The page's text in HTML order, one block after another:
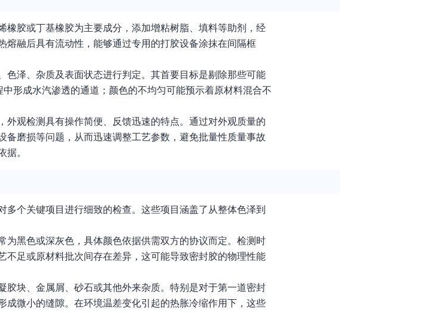
胶或丁基橡胶为主要成分，添加增粘树脂、填料等助剂，经
融后具有流动性，能够通过专用的打胶设备涂抹在间隔框
泽、杂质及表面状态进行判定。其首要目标是剔除那些可能
形成水汽渗透的通道；颜色的不均匀可能预示着原材料混合不
观检测具有操作简便、反馈迅速的特点。通过对外观质量的
磨损等问题，从而迅速调整工艺参数，避免批量性质量事故
据。
个关键项目进行细致的检查。这些项目涵盖了从整体色泽到
黑色或深灰色，具体颜色依据供需双方的协议而定。检测时
足或原材料批次间存在差异，这可能导致密封胶的物理性能
块、金属屑、砂石或其他外来杂质。特别是对于第一道密封
微小的缝隙。在环境温差变化引起的热胀冷缩作用下，这些